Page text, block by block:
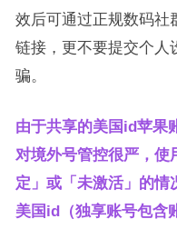
效后可通过正规数码社
链接，更不要提交个人
骗。
由于共享的美国id苹果
对境外号管控很严，使
定」或「未激活」的情
美国id（独享账号包含